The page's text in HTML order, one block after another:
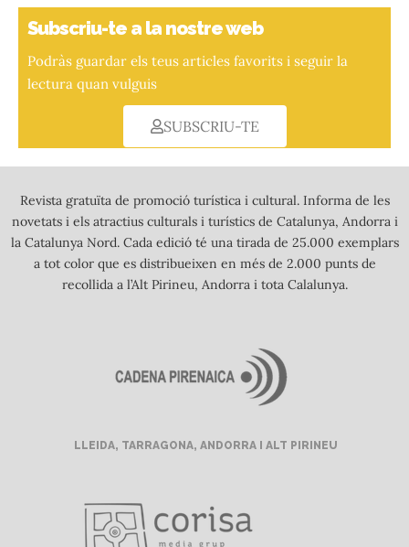
Subscriu-te a la nostre web
Podràs guardar els teus articles favorits i seguir la
lectura quan vulguis
SUBSCRIU-TE
Revista gratuïta de promoció turística i cultural. Informa de les
novetats i els atractius culturals i turístics de Catalunya, Andorra i
la Catalunya Nord. Cada edició té una tirada de 25.000 exemplars
a tot color que es distribueixen en més de 2.000 punts de
recollida a l’Alt Pirineu, Andorra i tota Calalunya.
LLEIDA, TARRAGONA, ANDORRA I ALT PIRINEU